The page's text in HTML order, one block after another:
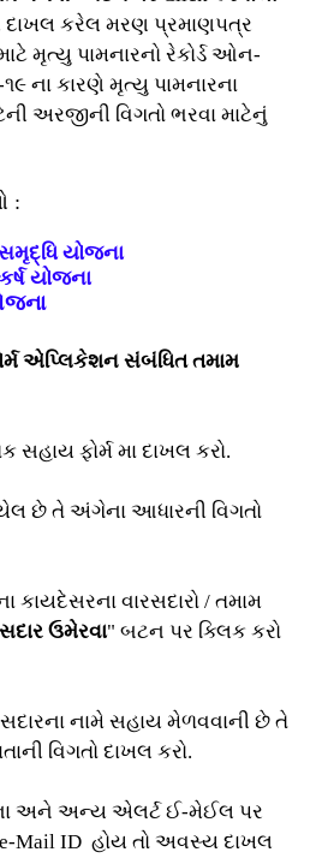
દાખલ કરેલ મરણ પ્રમાણપત્ર
મૃત્યુ પામનારનો રેકોર્ડ ઓન-
ના કારણે મૃત્યુ પામનારના
અરજીની વિગતો ભરવા માટેનું
:
યોજના
યોજના
એપ્લિકેશન સંબંધિત તમામ
સહાય ફોર્મ મા દાખલ કરો.
છે તે અંગેના આધારની વિગતો
કાયદેસરના વારસદારો / તમામ
ઉમેરવા" બટન પર ક્લિક કરો
નામે સહાય મેળવવાની છે તે
વિગતો દાખલ કરો.
અને અન્ય એલર્ટ ઈ-મેઈલ પર
Mail ID હોય તો અવસ્ય દાખલ